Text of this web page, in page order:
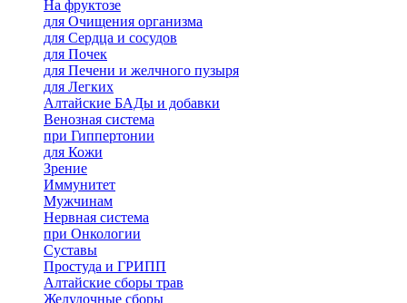
На фруктозе
для Очищения организма
для Сердца и сосудов
для Почек
для Печени и желчного пузыря
для Легких
Алтайские БАДы и добавки
Венозная система
при Гиппертонии
для Кожи
Зрение
Иммунитет
Мужчинам
Нервная система
при Онкологии
Суставы
Простуда и ГРИПП
Алтайские сборы трав
Желудочные сборы